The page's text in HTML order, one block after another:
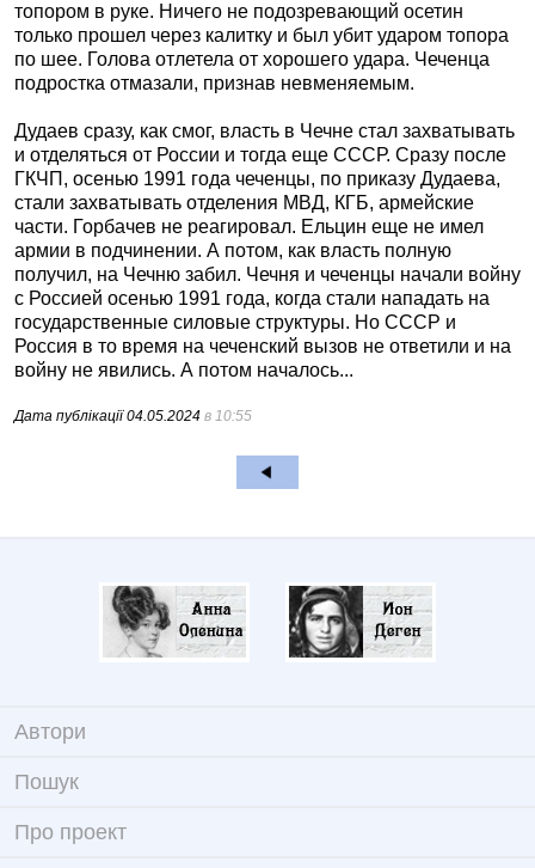
топором в руке. Ничего не подозревающий осетин
только прошел через калитку и был убит ударом топора
по шее. Голова отлетела от хорошего удара. Чеченца
подростка отмазали, признав невменяемым.
Дудаев сразу, как смог, власть в Чечне стал захватывать
и отделяться от России и тогда еще СССР. Сразу после
ГКЧП, осенью 1991 года чеченцы, по приказу Дудаева,
стали захватывать отделения МВД, КГБ, армейские
части. Горбачев не реагировал. Ельцин еще не имел
армии в подчинении. А потом, как власть полную
получил, на Чечню забил. Чечня и чеченцы начали войну
с Россией осенью 1991 года, когда стали нападать на
государственные силовые структуры. Но СССР и
Россия в то время на чеченский вызов не ответили и на
войну не явились. А потом началось...
Дата публікації04.05.2024 в 10:55
Автори
Пошук
Про проект